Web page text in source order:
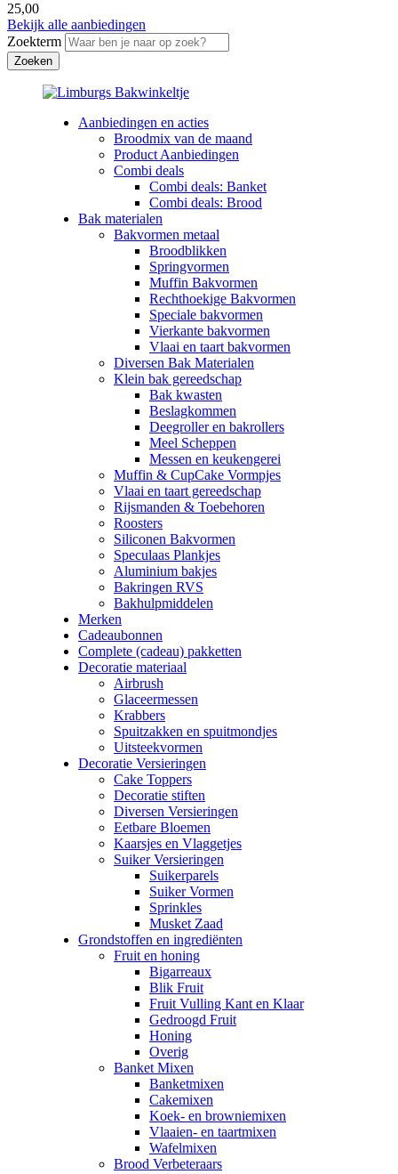
25,00
Bekijk alle aanbiedingen
Zoekterm
Aanbiedingen en acties
Broodmix van de maand
Product Aanbiedingen
Combi deals
Combi deals: Banket
Combi deals: Brood
Bak materialen
Bakvormen metaal
Broodblikken
Springvormen
Muffin Bakvormen
Rechthoekige Bakvormen
Speciale bakvormen
Vierkante bakvormen
Vlaai en taart bakvormen
Diversen Bak Materialen
Klein bak gereedschap
Bak kwasten
Beslagkommen
Deegroller en bakrollers
Meel Scheppen
Messen en keukengerei
Muffin & CupCake Vormpjes
Vlaai en taart gereedschap
Rijsmanden & Toebehoren
Roosters
Siliconen Bakvormen
Speculaas Plankjes
Aluminium bakjes
Bakringen RVS
Bakhulpmiddelen
Merken
Cadeaubonnen
Complete (cadeau) pakketten
Decoratie materiaal
Airbrush
Glaceermessen
Krabbers
Spuitzakken en spuitmondjes
Uitsteekvormen
Decoratie Versieringen
Cake Toppers
Decoratie stiften
Diversen Versieringen
Eetbare Bloemen
Kaarsjes en Vlaggetjes
Suiker Versieringen
Suikerparels
Suiker Vormen
Sprinkles
Musket Zaad
Grondstoffen en ingrediënten
Fruit en honing
Bigarreaux
Blik Fruit
Fruit Vulling Kant en Klaar
Gedroogd Fruit
Honing
Overig
Banket Mixen
Banketmixen
Cakemixen
Koek- en browniemixen
Vlaaien- en taartmixen
Wafelmixen
Brood Verbeteraars